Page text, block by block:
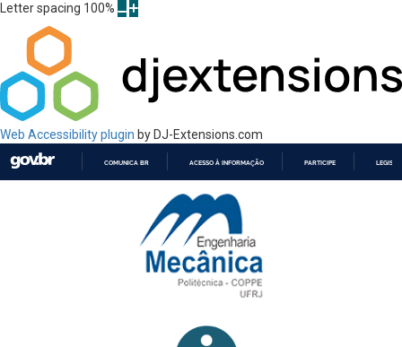
Letter spacing 100%
Web Accessibility plugin by DJ-Extensions.com
PARA
CONTEÚDO
COMUNICA BR ACESSO À INFORMAÇÃO PARTICIPE